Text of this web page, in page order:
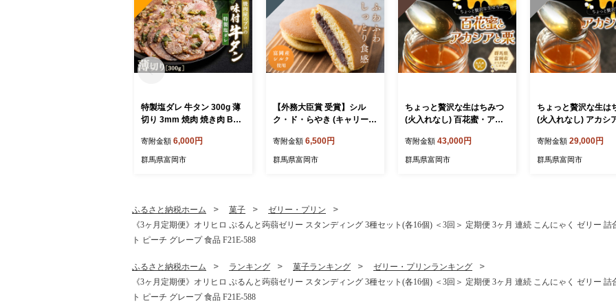
特製塩ダレ 牛タン 300g 薄
切り 3mm 焼肉 焼き肉 BBQ
牛たん スライス 冷凍 牛肉
群馬県 富岡市 職人味付け F
寄附金額 6,000円
群馬県富岡市
【外務大臣賞 受賞】シル
ク・ド・らやき (キャリー箱
どらやき 銘菓 まゆ菓優 田
島屋 ご当地 お菓子 和菓子
寄附金額 6,500円
群馬県富岡市
ちょっと贅沢な生はちみつ
(火入れなし) 百花蜜・アカ
寄附金額 43,000円
群馬県富岡市
ちょっと贅沢な生は
(火入れなし) アカシ
寄附金額 29,000円
群馬県富岡市
ふるさと納税ホーム 菓子
ゼリー・プリン
《3ヶ月定期便》オリヒロ ぷるんと蒟蒻ゼリー スタンディング 3種セット(各16個) ＜3回＞ 定期便 3ヶ月 連続 こんにゃく ゼリー
ト ピーチ グレープ 食品 F21E-588
ふるさと納税ホーム ランキング 菓子ランキング
ゼリー・プリンランキング
《3ヶ月定期便》オリヒロ ぷるんと蒟蒻ゼリー スタンディング 3種セット(各16個) ＜3回＞ 定期便 3ヶ月 連続 こんにゃく ゼリー
ト ピーチ グレープ 食品 F21E-588